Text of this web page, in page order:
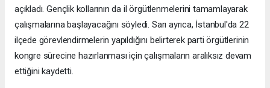
açıkladı. Gençlik kollarının da il örgütlenmelerini tamamlayarak
çalışmalarına başlayacağını söyledi. Sarı ayrıca, İstanbul'da 22
ilçede görevlendirmelerin yapıldığını belirterek parti örgütlerinin
kongre sürecine hazırlanması için çalışmaların aralıksız devam
ettiğini kaydetti.